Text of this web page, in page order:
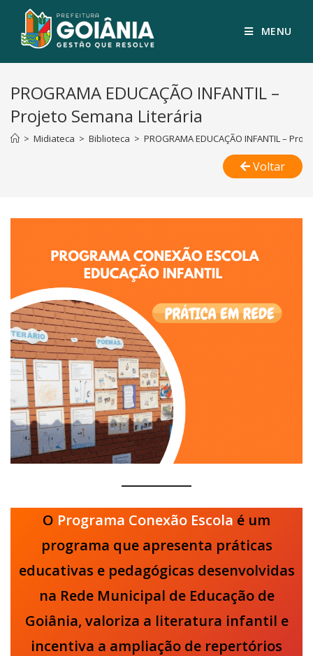
MENU
PROGRAMA EDUCAÇÃO INFANTIL –
Projeto Semana Literária
> Midiateca > Biblioteca > PROGRAMA EDUCAÇÃO INFANTIL –
Voltar
O Programa Conexão Escola é um
programa que apresenta práticas
educativas e pedagógicas desenvolvidas
na Rede Municipal de Educação de
Goiânia, valoriza a literatura infantil e
incentiva a ampliação de repertórios